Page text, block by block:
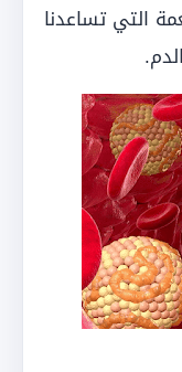
التي تساعدنا